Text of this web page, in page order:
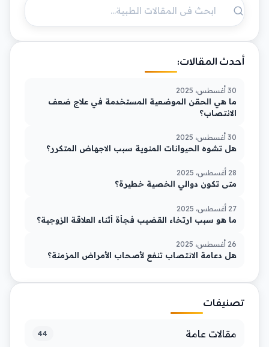
أحدث المقالات:
30 أغسطس، 2025
ما هي الحقن الموضعية المستخدمة في علاج ضعف
الانتصاب؟
30 أغسطس، 2025
هل تشوه الحيوانات المنوية سبب الاجهاض المتكرر؟
28 أغسطس، 2025
متى تكون دوالي الخصية خطيرة؟
27 أغسطس، 2025
ما هو سبب ارتخاء القضيب فجأة أثناء العلاقة الزوجية؟
26 أغسطس، 2025
هل دعامة الانتصاب تنفع لأصحاب الأمراض المزمنة؟
تصنيفات
مقالات عامة 44